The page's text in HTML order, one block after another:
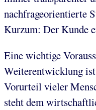
nachfrageorientierte
Kurzum: Der Kunde
Eine wichtige
Weiterentwicklung
Vorurteil vieler
steht dem